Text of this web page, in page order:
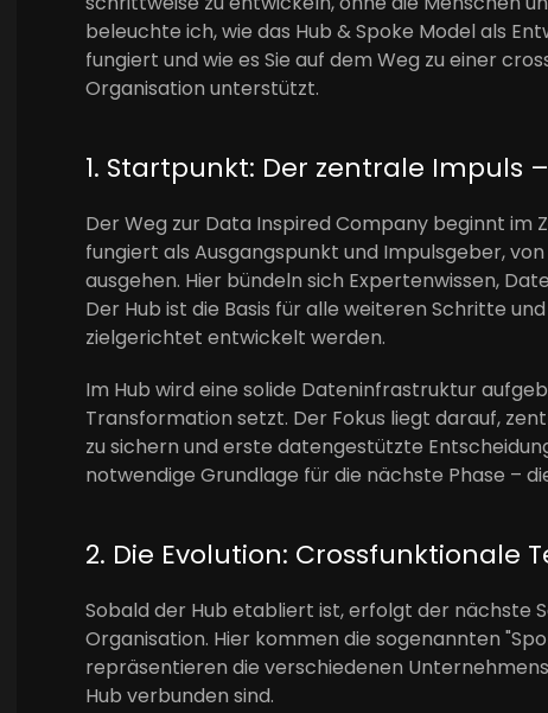
beleuchte ich, wie das Hub & Spoke Model als
fungiert und wie es Sie auf dem Weg zu einer
Organisation unterstützt.
1. Startpunkt: Der zentrale Impuls
Der Weg zur Data Inspired Company beginnt im
fungiert als Ausgangspunkt und Impulsgeber,
ausgehen. Hier bündeln sich Expertenwissen,
Der Hub ist die Basis für alle weiteren Schritte
zielgerichtet entwickelt werden.
Im Hub wird eine solide Dateninfrastruktur
Transformation setzt. Der Fokus liegt darauf,
zu sichern und erste datengestützte
notwendige Grundlage für die nächste Phase –
2. Die Evolution: Crossfunktionale
Sobald der Hub etabliert ist, erfolgt der nächste
Organisation. Hier kommen die sogenannten
repräsentieren die verschiedenen
Hub verbunden sind.